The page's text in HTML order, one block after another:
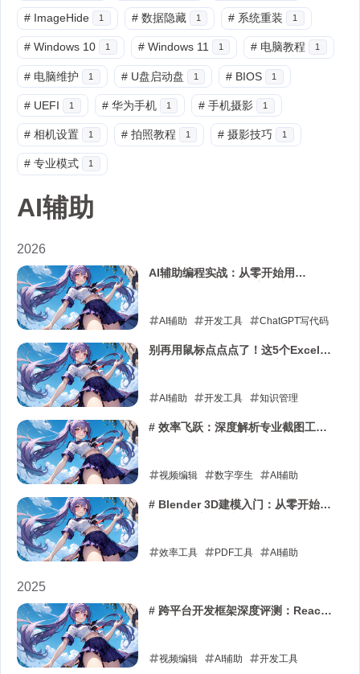
# ImageHide 1 # 数据隐藏 1 # 系统重装 1
# Windows 10 1 # Windows 11 1 # 电脑教程 1
# 电脑维护 1 # U盘启动盘 1 # BIOS 1
# UEFI 1 # 华为手机 1 # 手机摄影 1
# 相机设置 1 # 拍照教程 1 # 摄影技巧 1
# 专业模式 1
AI辅助
2026
AI辅助编程实战：从零开始用
AI辅助 开发工具 ChatGPT写代码
编程效率提升 GitHub Copilot教程
2026-04-28
别再用鼠标点点点了！这5个Excel数
AI辅助 开发工具 知识管理
2026-04-28
# 效率飞跃：深度解析专业截图工具
视频编辑 数字孪生 AI辅助
2026-04-06
# Blender 3D建模入门：从零开始掌
效率工具 PDF工具 AI辅助
2025
# 跨平台开发框架深度评测：React
视频编辑 AI辅助 开发工具